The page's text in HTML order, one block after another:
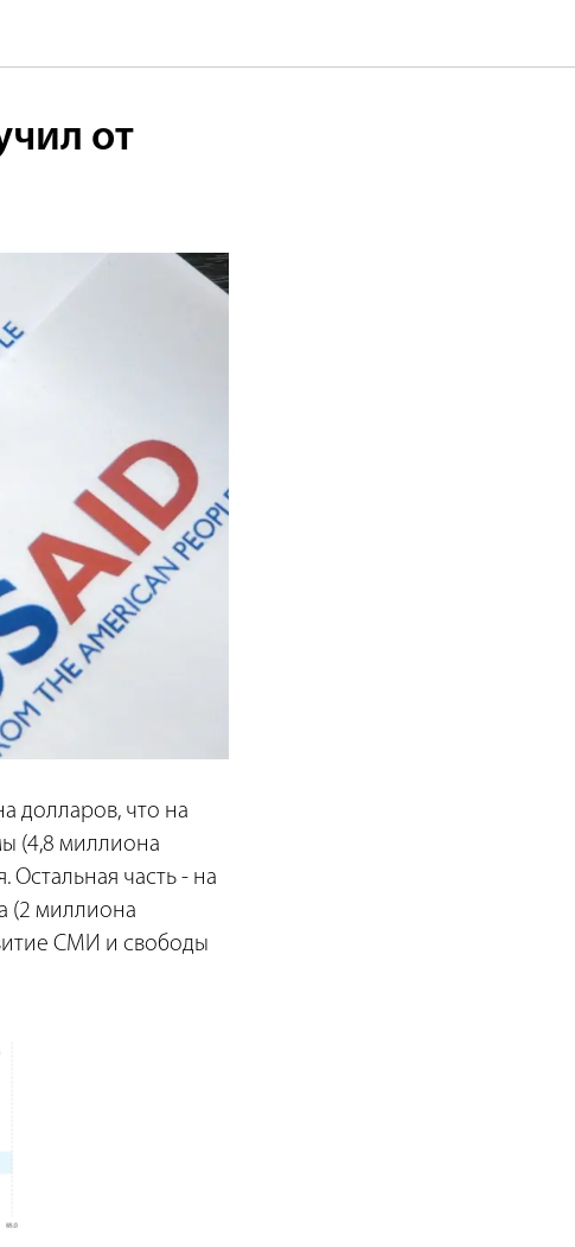
от
долларов, что на
(4,8 миллиона
Остальная часть - на
(2 миллиона
СМИ и свободы